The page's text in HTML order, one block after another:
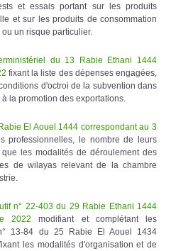
et essais portant sur les produits
et sur les produits de consommation
un risque particulier.
du 13 Rabie Ethani 1444
fixant la liste des dépenses engagées,
d'octroi de la subvention dans
la promotion des exportations.
El Aouel 1444 correspondant au 3
professionnelles, le nombre de leurs
les modalités de déroulement des
de wilayas relevant de la chambre
n° 22-403 du 29 Rabie Ethani 1444
2022 modifiant et complétant les
13-84 du 25 Rabie El Aouel 1434
les modalités d'organisation et de